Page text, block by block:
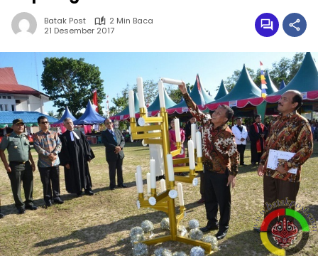
Batak Post
2 Min Baca
21 Desember 2017